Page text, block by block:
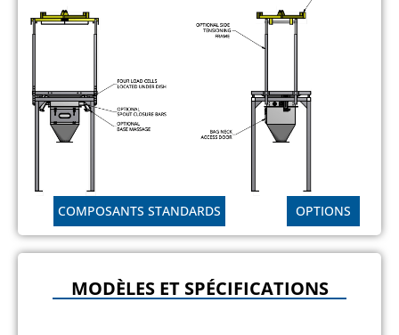
COMPOSANTS STANDARDS OPTIONS
MODÈLES ET SPÉCIFICATIONS